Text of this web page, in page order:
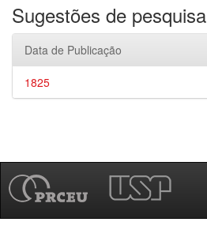
Sugestões de pesquisa
Data de Publicação
1825